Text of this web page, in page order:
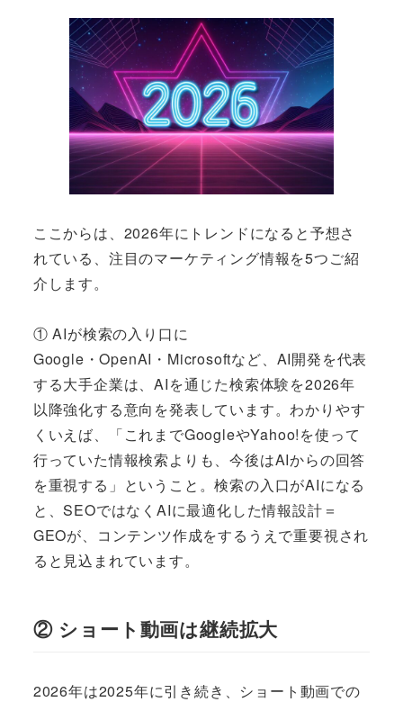
ここからは、2026年にトレンドになると予想さ
れている、注目のマーケティング情報を5つご紹
介します。
① AIが検索の入り口に
Google・OpenAI・Microsoftなど、AI開発を代表
する大手企業は、AIを通じた検索体験を2026年
以降強化する意向を発表しています。わかりやす
くいえば、「これまでGoogleやYahoo!を使って
行っていた情報検索よりも、今後はAIからの回答
を重視する」ということ。検索の入口がAIになる
と、SEOではなくAIに最適化した情報設計＝
GEOが、コンテンツ作成をするうえで重要視され
ると見込まれています。
② ショート動画は継続拡大
2026年は2025年に引き続き、ショート動画での